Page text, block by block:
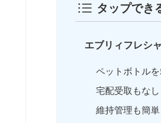
タップでき
エブリィフレシ
ペットボトル
宅配受取もなし
維持管理も簡単